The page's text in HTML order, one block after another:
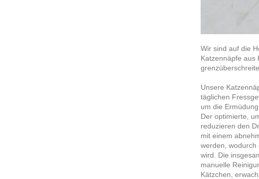
Wir sind auf die
Katzennäpfe aus
Unsere
täglichen
um die
Der optimierte,
reduzieren den
mit einem
werden, wodurch
wird. Die
manuelle
Kätzchen,